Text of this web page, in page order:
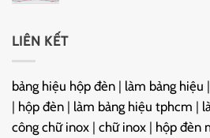
LIÊN KẾT
bảng hiệu hộp đèn | làm bảng hiệu |
| hộp đèn | làm bảng hiệu tphcm |
công chữ inox | chữ inox | hộp đèn